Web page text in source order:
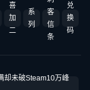
喜
加
二
系
列
客
信
条
兑
换
码
却未破Steam10万峰